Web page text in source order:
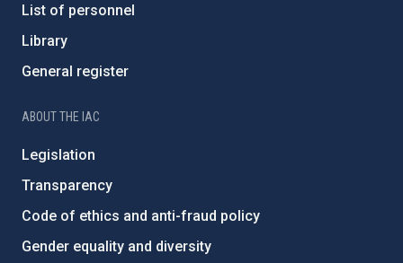
List of personnel
Library
General register
ABOUT THE IAC
Legislation
Transparency
Code of ethics and anti-fraud policy
Gender equality and diversity